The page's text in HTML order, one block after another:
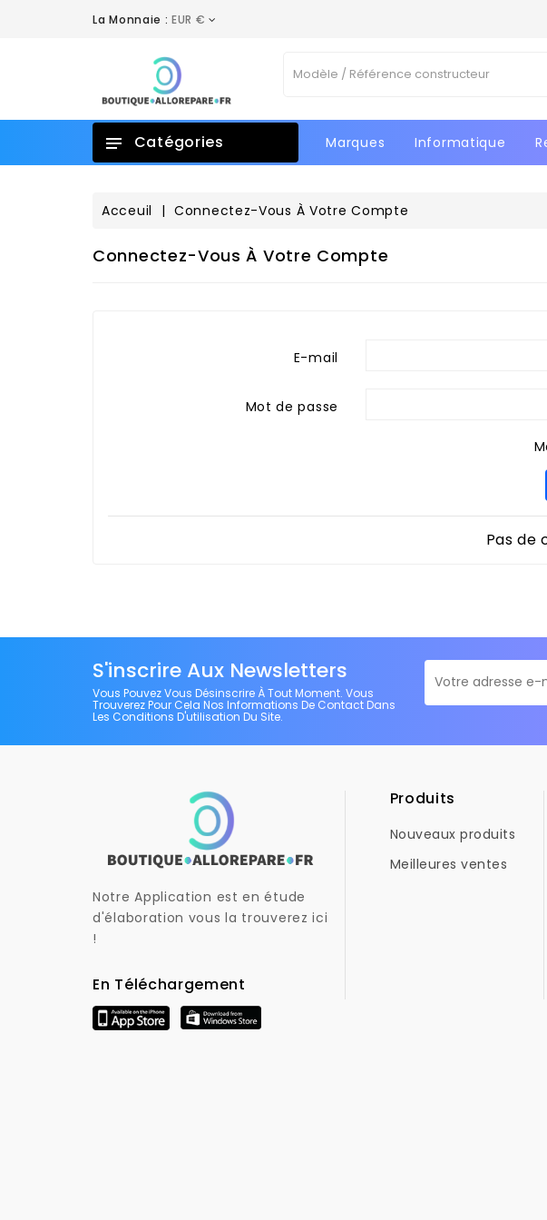
La Monnaie : EUR €
Catégories Marques Informatique
Acceuil Connectez-Vous À Votre Compte
Connectez-Vous À Votre Compte
E-mail
Mot de passe
Pas de
S'inscrire Aux Newsletters
Vous Pouvez Vous Désinscrire À Tout Moment. Vous
Trouverez Pour Cela Nos Informations De Contact Dans
Les Conditions D'utilisation Du Site.
Notre Application est en étude
d'élaboration vous la trouverez ici
!
En Téléchargement
Produits
Nouveaux produits
Meilleures ventes